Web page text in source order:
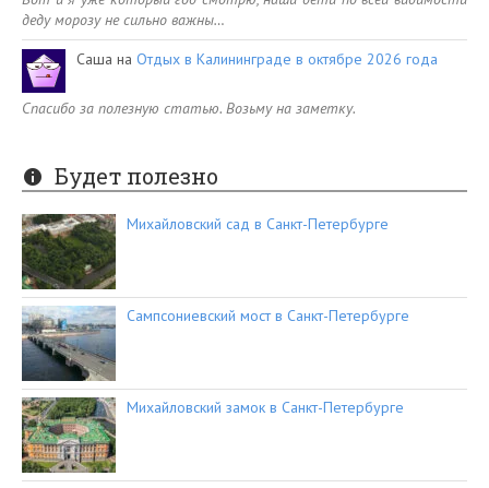
деду морозу не сильно важны…
Саша на Отдых в Калининграде в октябре 2026 года
Спасибо за полезную статью. Возьму на заметку.
Будет полезно
Михайловский сад в Санкт-Петербурге
Сампсониевский мост в Санкт-Петербурге
Михайловский замок в Санкт-Петербурге